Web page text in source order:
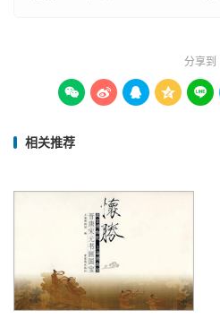
分享到
    
相关推荐